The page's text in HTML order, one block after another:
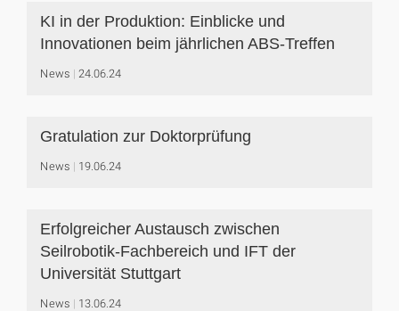
KI in der Produktion: Einblicke und
Innovationen beim jährlichen ABS-Treffen
News 24.06.24
Gratulation zur Doktorprüfung
News 19.06.24
Erfolgreicher Austausch zwischen
Seilrobotik-Fachbereich und IFT der
Universität Stuttgart
News 13.06.24